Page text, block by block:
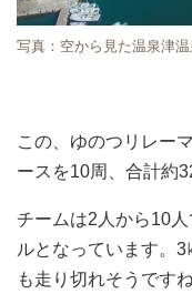
写真：空から見た温泉津
この、ゆのつリレー
ースを10周、合計約
チームは2人から10
ルとなっています。
も走り切れそうですね